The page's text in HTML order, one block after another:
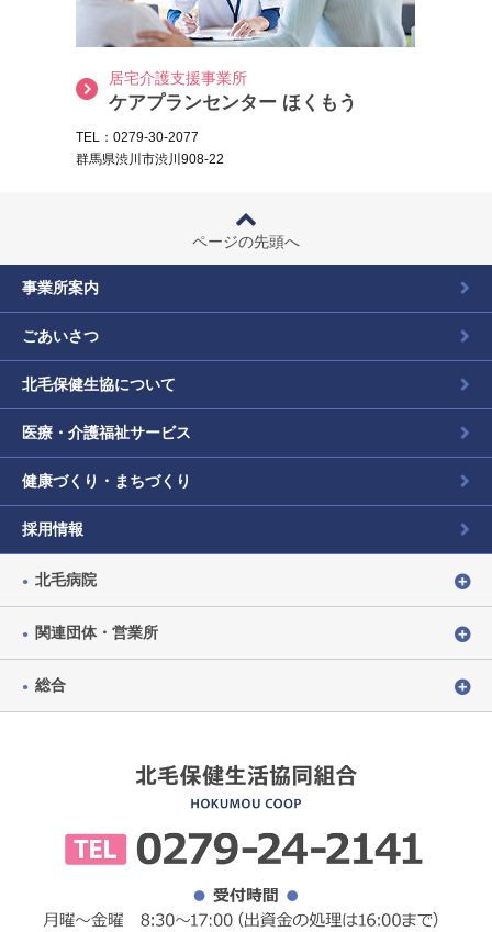
居宅介護支援事業所
ケアプランセンター ほくもう
TEL：0279-30-2077
群馬県渋川市渋川908-22
ページの先頭へ
事業所案内
ごあいさつ
北毛保健生協について
医療・介護福祉サービス
健康づくり・まちづくり
採用情報
北毛病院
関連団体・営業所
総合